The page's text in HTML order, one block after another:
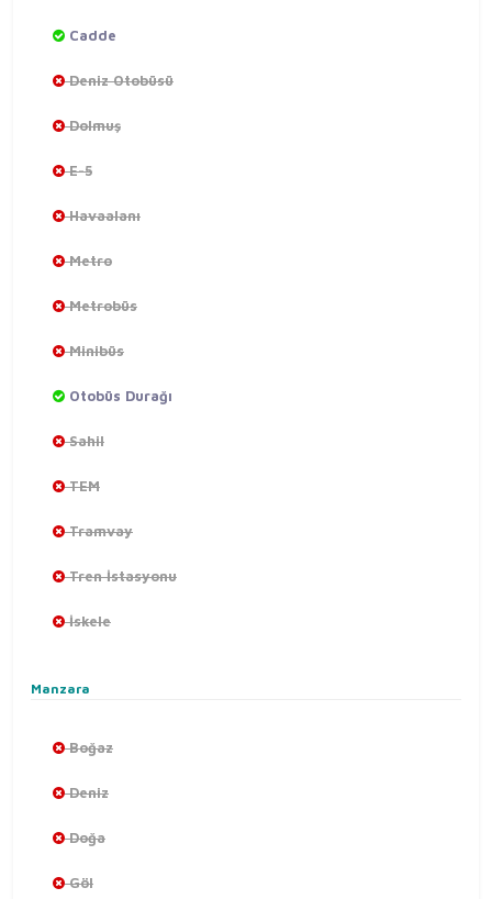
Cadde
Deniz Otobüsü
Dolmuş
E-5
Havaalanı
Metro
Metrobüs
Minibüs
Otobüs Durağı
Sahil
TEM
Tramvay
Tren İstasyonu
İskele
Manzara
Boğaz
Deniz
Doğa
Göl